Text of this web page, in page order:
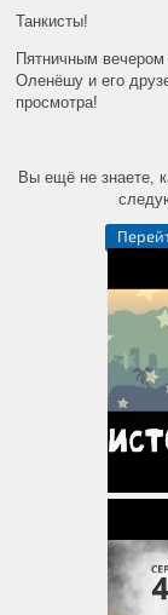
Танкисты!
Пятничным вечером
Оленёшу и его
просмотра!
Вы ещё не знаете,